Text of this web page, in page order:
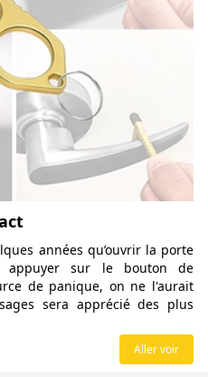
années qu’ouvrir la porte
appuyer sur le bouton de
de panique, on ne l'aurait
sera apprécié des plus
Aller voir